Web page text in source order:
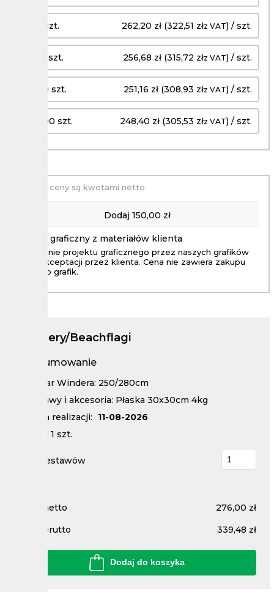
4 - 6 szt. 262,20 zł (322,51 złz VAT) / szt.
7 - 10 szt. 256,68 zł (315,72 złz VAT) / szt.
11 - 50 szt. 251,16 zł (308,93 złz VAT) / szt.
51 - 100 szt. 248,40 zł (305,53 złz VAT) / szt.
Podane ceny są kwotami netto.
Dodaj150,00 zł
Projekt graficzny z materiałów klienta
Wykonanie projektu graficznego przez naszych grafików
aż do akceptacji przez klienta. Cena nie zawiera zakupu
zdjęc lub grafik.
Windery/Beachflagi
Podsumowanie
Rozmiar Windera: 250/280cm
Podstawy i akcesoria: Płaska 30x30cm 4kg
Termin realizacji:
11-08-2026
Nakład 1 szt.
Ilość zestawów
Cena netto
276,00 zł
Cena brutto
339,48 zł
Dodaj do koszyka